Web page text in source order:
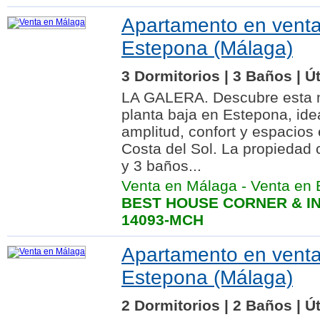
Apartamento en
Estepona (Málaga)
3 Dormitorios | 3 Baños |
LA GALERA. Descubre
planta baja en Estepona,
amplitud, confort y espacios
Costa del Sol. La propiedad
y 3 baños...
Venta en Málaga - Venta en
BEST HOUSE CORNER &
14093-MCH
Apartamento en
Estepona (Málaga)
2 Dormitorios | 2 Baños |